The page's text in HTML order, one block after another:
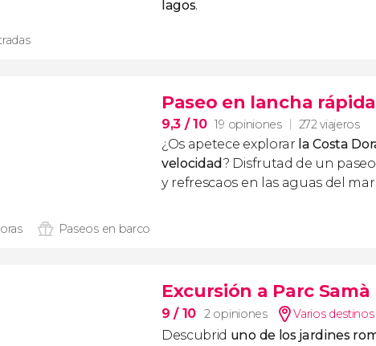
lagos.
Paseo en lancha
9,3 / 10 19 opiniones 272 viajeros
¿Os apetece explorar la Costa
velocidad? Disfrutad de un
y refrescaos en las aguas del
Paseos en barco
Excursión a Parc
9/ 10 2 opiniones Varios destinos
Descubrid uno de los jardines